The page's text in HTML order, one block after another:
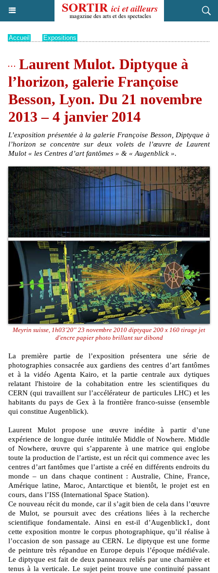
Accueil Expositions
Laurent Mulot. Diptyque à
l’horizon, galerie Françoise
Besson, Lyon. Du 21 novembre
2013 – 4 janvier 2014
L’exposition présentée à la galerie Françoise Besson, Diptyque à
l’horizon se concentre sur deux volets de l’œuvre de Laurent
Mulot « les Centres d’art fantômes » & « Augenblick ».
Meyrin suisse, 1h03'20'' 23 novembre 2010 diptyque 200 x 160 tirage jet
d'encre papier photo brillant sur dibond
La première partie de l’exposition présentera une série de
photographies consacrée aux gardiens des centres d’art fantômes
et à la vidéo Agenta Kairo, et la partie centrale aux dytiques
relatant l'histoire de la cohabitation entre les scientifiques du
CERN (qui travaillent sur l’accélérateur de particules LHC) et les
habitants du pays de Gex à la frontière franco-suisse (ensemble
qui constitue Augenblick).
Laurent Mulot propose une œuvre inédite à partir d’une
expérience de longue durée intitulée Middle of Nowhere. Middle
of Nowhere, œuvre qui s’apparente à une matrice qui englobe
toute la production de l’artiste, est un récit qui commence avec les
centres d’art fantômes que l’artiste a créé en différents endroits du
monde – un dans chaque continent : Australie, Chine, France,
Amérique latine, Maroc, Antarctique et bientôt, le projet est en
cours, dans l’ISS (International Space Station).
Ce nouveau récit du monde, car il s’agit bien de cela dans l’œuvre
de Mulot, se poursuit avec des créations liées à la recherche
scientifique fondamentale. Ainsi en est-il d’Augenblick1, dont
cette exposition montre le corpus photographique, qu’il réalise à
l’occasion de son passage au CERN. Le diptyque est une forme
de peinture très répandue en Europe depuis l’époque médiévale.
Le diptyque est fait de deux panneaux reliés par une charnière et
tenus à la verticale. Le sujet peint trouve une continuité passant